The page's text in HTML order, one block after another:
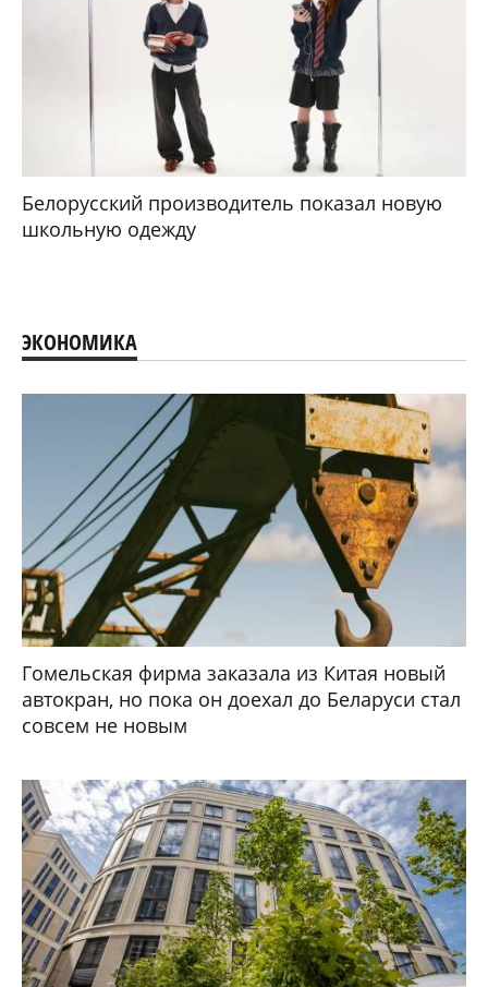
Белорусский производитель показал новую
школьную одежду
ЭКОНОМИКА
Гомельская фирма заказала из Китая новый
автокран, но пока он доехал до Беларуси стал
совсем не новым